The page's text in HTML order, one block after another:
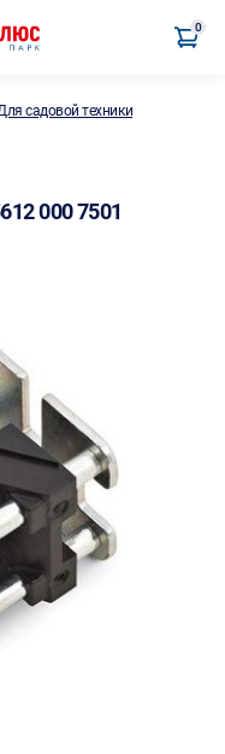
0
садовой техники
000 7501